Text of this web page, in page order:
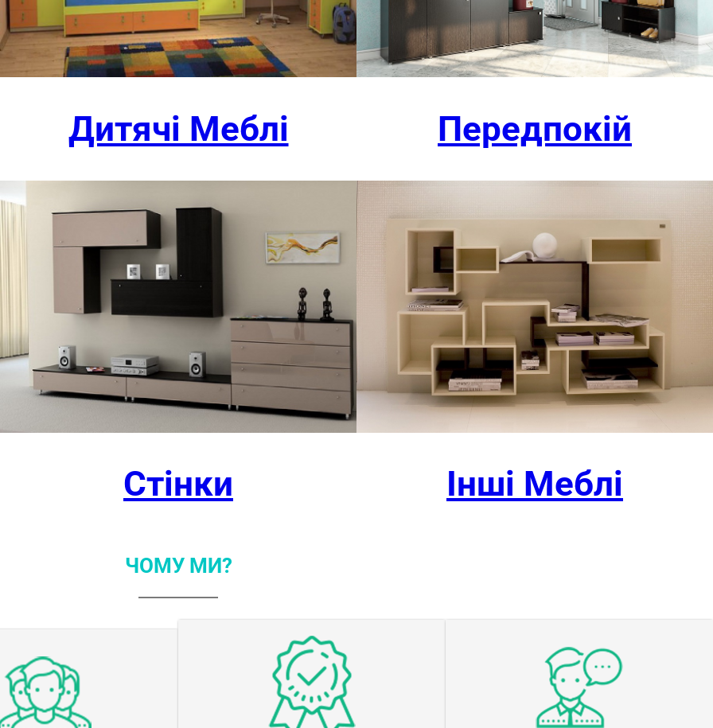
Дитячі Меблі Передпокій
Стінки Інші Меблі
ЧОМУ МИ?